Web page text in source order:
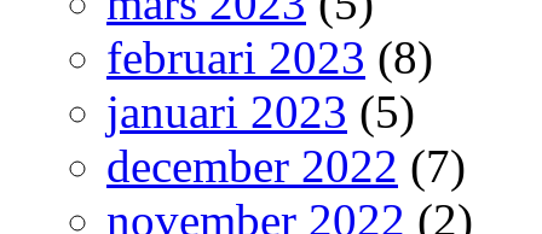
februari 2023 (8)
januari 2023 (5)
december 2022 (7)
november 2022 (2)